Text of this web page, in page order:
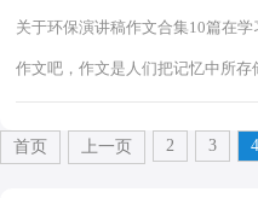
关于环保演讲稿作文合集10篇在
作文吧，作文是人们把记忆中所
首页 上一页 2 3 4